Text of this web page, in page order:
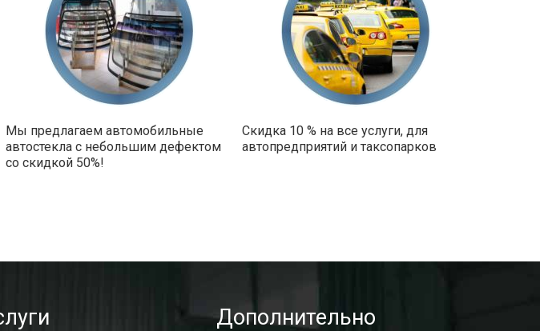
Мы предлагаем автомобильные
автостекла с небольшим дефектом
со скидкой 50%!
Скидка 10 % на все услуги, для
автопредприятий и таксопарков
Дополнительно